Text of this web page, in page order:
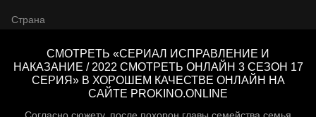
Страна
СМОТРЕТЬ «СЕРИАЛ ИСПРАВЛЕНИЕ И
НАКАЗАНИЕ / 2022 СМОТРЕТЬ ОНЛАЙН 3 СЕЗОН 17
СЕРИЯ» В ХОРОШЕМ КАЧЕСТВЕ ОНЛАЙН НА
САЙТЕ PROKINO.ONLINE